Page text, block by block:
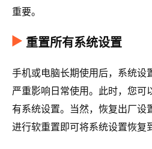
重要。
重置所有系统设置
手机或电脑长期使用后，系统设
严重影响日常使用。此时，您可
有系统设置。当然，恢复出厂设
进行软重置即可将系统设置恢复